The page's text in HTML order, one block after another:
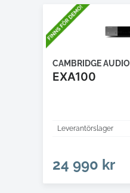
CAMBRIDGE AUDIO
EXA100
Leverantörslager
24 990 kr